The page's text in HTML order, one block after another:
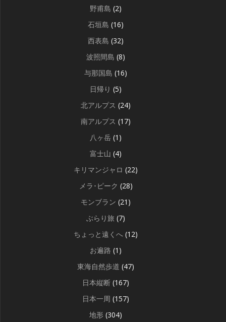
野甫島 (2)
石垣島 (16)
西表島 (32)
波照間島 (8)
与那国島 (16)
日帰り (5)
北アルプス (24)
南アルプス (17)
八ヶ岳 (1)
富士山 (4)
キリマンジャロ (22)
メラ･ピーク (28)
モンブラン (21)
ぶらり旅 (7)
ちょっと遠くへ (12)
お遍路 (1)
東海自然歩道 (47)
日本縦断 (167)
日本一周 (157)
地形 (304)